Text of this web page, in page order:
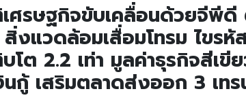
รษฐกิจขับเคลื่อนด้วยจีพีดี
งแวดล้อมเสื่อมโทรม ไขร
โต 2.2 เท่า มูลค่าธุรกิจสีเขี
กู้ เสริมตลาดส่งออก 3 เท